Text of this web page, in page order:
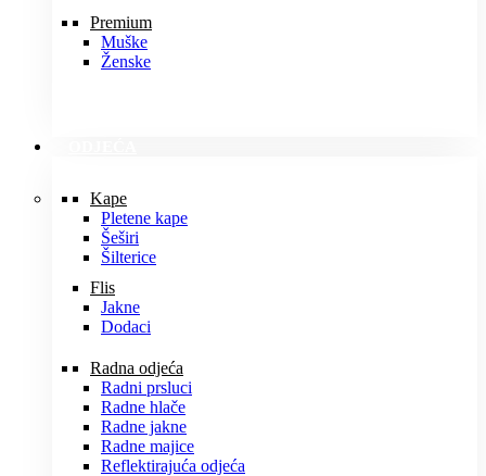
Premium
Muške
Ženske
Kape
Pletene kape
Šeširi
Šilterice
Flis
Jakne
Dodaci
Radna odjeća
Radni prsluci
Radne hlače
Radne jakne
Radne majice
Reflektirajuća odjeća